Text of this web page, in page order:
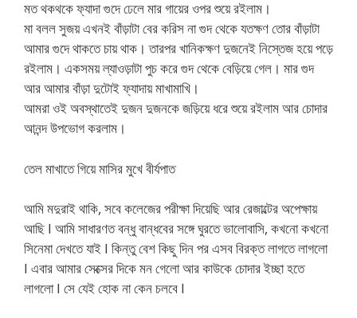
মত থকথকে ফ্যাদা গুদে ঢেলে মার গায়ের ওপর শুয়ে রইলাম।
মা বলল সুজয় এখনই বাঁড়াটা বের করিস না গুদ থেকে যতক্ষণ তোর বাঁড়াটা
আমার গুদে থাকতে চায় থাক। তারপর খানিকক্ষণ দুজনেই নিস্তেজ হয়ে পড়ে
রইলাম। একসময় ল্যাওড়াটা পুচ করে গুদ থেকে বেড়িয়ে গেল। মার গুদ
আর আমার বাঁড়া দুটোই ফ্যাদায় মাখামাখি।
আমরা ওই অবস্থাতেই দুজন দুজনকে জড়িয়ে ধরে শুয়ে রইলাম আর চোদার
আনন্দ উপভোগ করলাম।
তেল মাখাতে গিয়ে মাসির মুখে বীর্যপাত
আমি মদুরাই থাকি, সবে কলেজের পরীক্ষা দিয়েছি আর রেজাল্টের অপেক্ষায়
আছি I আমি সাধারণত বন্ধু বান্ধবের সঙ্গে ঘুরতে ভালোবাসি, কখনো কখনো
সিনেমা দেখতে যাই I কিন্তু বেশ কিছু দিন পর এসব বিরক্ত লাগতে লাগলো
I এবার আমার সেক্সের দিকে মন গেলো আর কাউকে চোদার ইচ্ছা হতে
লাগলো I সে যেই হোক না কেন চলবে I